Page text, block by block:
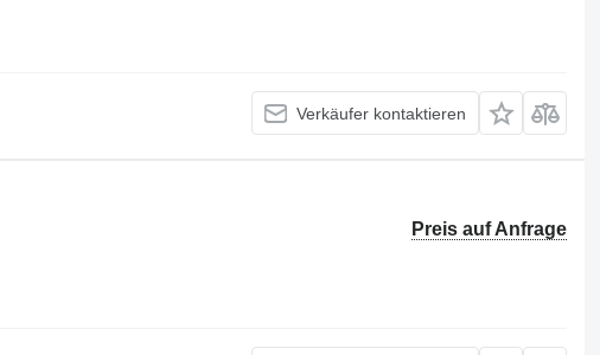
Verkäufer kontaktieren
Preis auf Anfrage